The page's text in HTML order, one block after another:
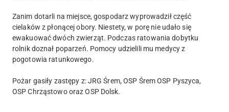
Zanim dotarli na miejsce, gospodarz wyprowadził część
cielaków z płonącej obory. Niestety, w porę nie udało się
ewakuować dwóch zwierząt. Podczas ratowania dobytku
rolnik doznał poparzeń. Pomocy udzielili mu medycy z
pogotowia ratunkowego.
Pożar gasiły zastępy z: JRG Śrem, OSP Śrem OSP Pyszyca,
OSP Chrząstowo oraz OSP Dolsk.